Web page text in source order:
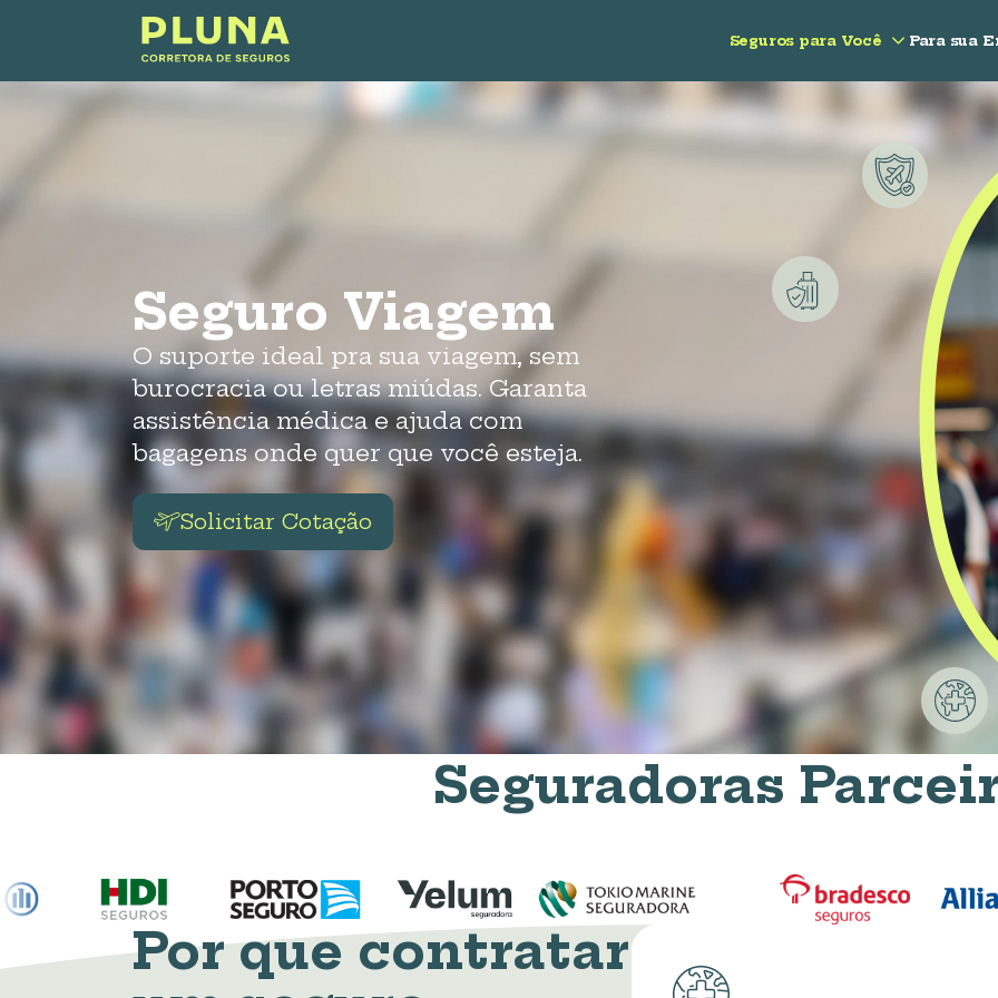
Seguros para Você Para sua
Seguro Viagem
O suporte ideal pra sua viagem, sem
burocracia ou letras miúdas. Garanta
assistência médica e ajuda com
bagagens onde quer que você esteja.
Solicitar Cotação
Seguradoras
Por que contratar